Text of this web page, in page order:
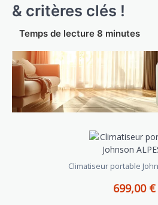
& critères clés !
Climatiseur portable
699,00 €